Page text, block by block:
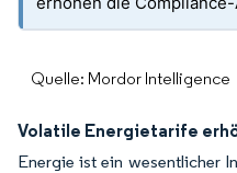
Quelle: Mordor Intelligence
Volatile Energietarife
Energie ist ein wesentlicher